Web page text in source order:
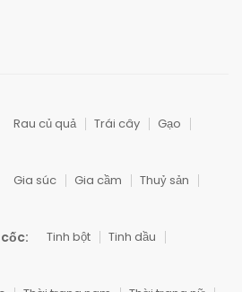
Rau củ quả Trái cây
Gạo
Gia súc Gia cầm
Thuỷ sản
Tinh bột
Tinh dầu